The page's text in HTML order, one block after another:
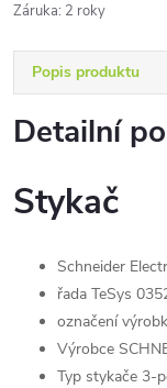
Záruka: 2 roky
Popis produktu
Detailní
Stykač
Schneider
řada TeSys
označení
Výrobce
Typ stykače 3-